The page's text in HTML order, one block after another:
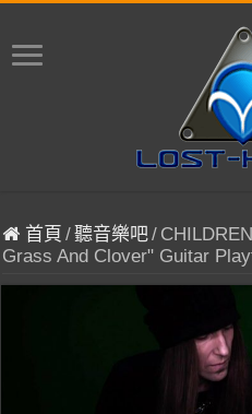
首頁 /聽音樂吧/
Grass And Clover" Guitar